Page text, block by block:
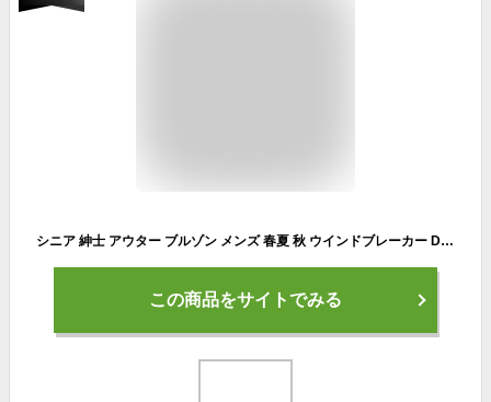
シニア 紳士 アウター ブルゾン メンズ 春夏 秋 ウインドブレーカー DAY 吸水速乾 ポケット カジュアル 4451934 送料無料 【沖縄への配送不可】父の日 シニアファッション おじいちゃん
この商品をサイトでみる